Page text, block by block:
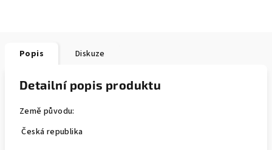
Popis Diskuze
Detailní popis produktu
Země původu:
Česká republika